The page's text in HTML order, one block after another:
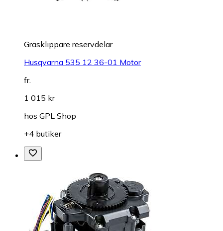
Gräsklippare reservdelar
Husqvarna 535 12 36-01 Motor
fr.
1 015 kr
hos GPL Shop
+4 butiker